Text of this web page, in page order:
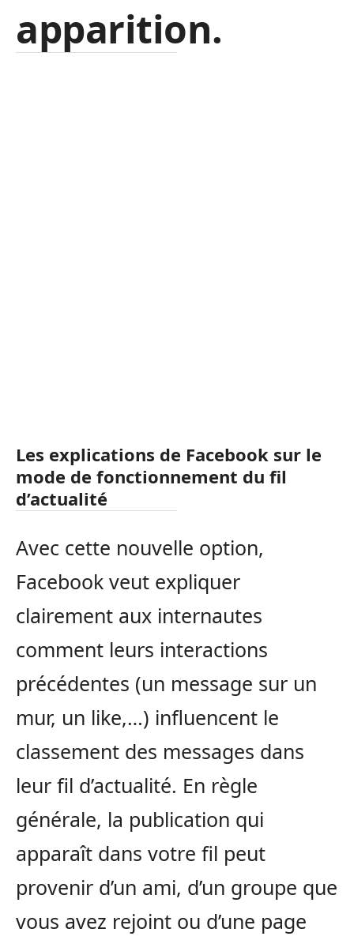
apparition.
Les explications de Facebook sur le
mode de fonctionnement du fil
d’actualité
Avec cette nouvelle option,
Facebook veut expliquer
clairement aux internautes
comment leurs interactions
précédentes (un message sur un
mur, un like,…) influencent le
classement des messages dans
leur fil d’actualité. En règle
générale, la publication qui
apparaît dans votre fil peut
provenir d’un ami, d’un groupe que
vous avez rejoint ou d’une page